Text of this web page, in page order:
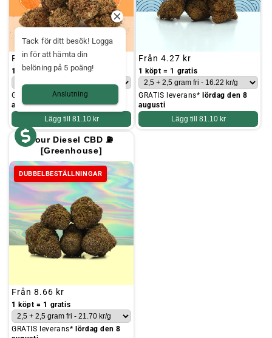
Ordinarie
pris
Från4.27 kr
1 köpt = 1 gratis
GRATIS leverans*lördag den 8
augusti
Lägg till 81.10 kr
Ordinarie
pris
Från 4.27 kr
1 köpt = 1 gratis
GRATIS leverans*lördag den 8
augusti
Lägg till 81.10 kr
Sour Diesel CBD ⛽
[Greenhouse]
DUBBELBESTÄLLNINGAR
Ordinarie
pris
Från 8.66 kr
1 köpt = 1 gratis
GRATIS leverans* lördag den 8
Tack för ditt besök! Logga
in för att hämta din
belöning på 5 poäng!
Anslutning